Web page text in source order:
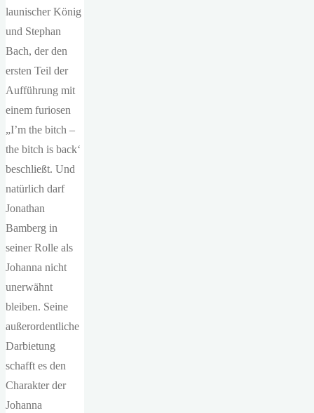
launischer König
und Stephan
Bach, der den
ersten Teil der
Aufführung mit
einem furiosen
„I’m the bitch –
the bitch is back‘
beschließt. Und
natürlich darf
Jonathan
Bamberg in
seiner Rolle als
Johanna nicht
unerwähnt
bleiben. Seine
außerordentliche
Darbietung
schafft es den
Charakter der
Johanna